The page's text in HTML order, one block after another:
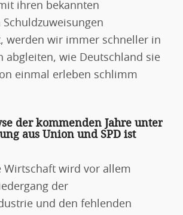
ihren bekannten
Schuldzuweisungen
werden wir immer schneller in
abgleiten, wie Deutschland sie
einmal erleben schlimm
der kommenden Jahre unter
aus Union und SPD ist
Wirtschaft wird vor allem
der
und den fehlenden